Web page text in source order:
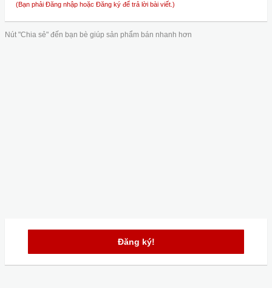
(Bạn phải Đăng nhập hoặc Đăng ký để trả lời bài viết.)
Nút "Chia sẻ" đến bạn bè giúp sản phẩm bán nhanh hơn
Đăng ký!